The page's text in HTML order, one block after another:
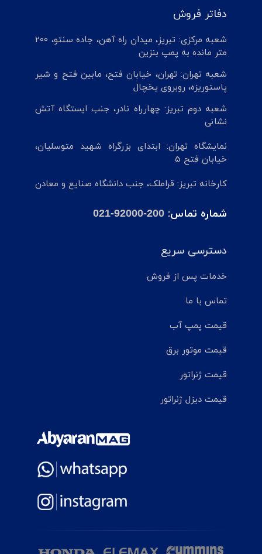
دفاتر فروش
شعبه مرکزی: تبریز، میدان راه آهن، جاده سنتو، 200
متر مانده به پمپ بنزین
شعبه تهران: تهران، خیابان فتح، مابین فتح و شیر
پاستوریزه، روبروی یخچال
شعبه دوم تبریز: چهارراه نادر، جنب ایستگاه آتش
نشانی
نمایشگاه تهران: ابتدای بزرگراه شهید متوسلیان،
خیابان فتح 5
کارخانه تبریز: قراملک، جنب دانشگاه صنایع و معادن
شماره تماس: 021-92000-200
دسترسی سریع
خدمات پس از فروش
تماس با ما
قیمت پمپ آب
قیمت موتور برق
قیمت ژنراتور
قیمت دیزل ژنراتور